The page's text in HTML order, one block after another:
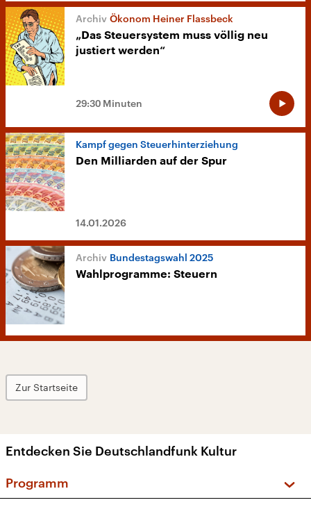
Ökonom Heiner Flassbeck
„Das Steuersystem muss völlig neu
justiert werden“
29:30 Minuten
Kampf gegen Steuerhinterziehung
Den Milliarden auf der Spur
14.01.2026
Bundestagswahl 2025
Wahlprogramme: Steuern
Zur Startseite
Entdecken Sie Deutschlandfunk Kultur
Programm